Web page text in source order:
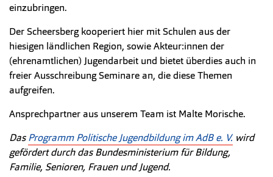
einzubringen.
Der Scheersberg kooperiert hier mit Schulen aus der
hiesigen ländlichen Region, sowie Akteur:innen der
(ehrenamtlichen) Jugendarbeit und bietet überdies auch in
freier Ausschreibung Seminare an, die diese Themen
aufgreifen.
Ansprechpartner aus unserem Team ist Malte Morische.
DasProgramm Politische Jugendbildung im AdB e. V. wird
gefördert durch das Bundesministerium für Bildung,
Familie, Senioren, Frauen und Jugend.